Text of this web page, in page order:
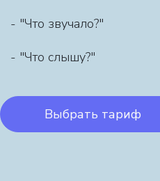
- "Что звучало?"
- "Что слышу?"
Выбрать тариф